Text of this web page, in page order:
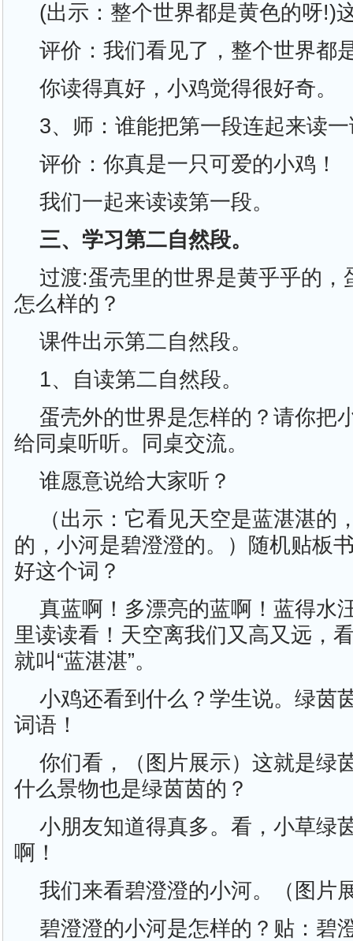
(出示：整个世界都是黄色的呀!)
评价：我们看见了，整个世界都
你读得真好，小鸡觉得很好奇。
3、师：谁能把第一段连起来读
评价：你真是一只可爱的小鸡！
我们一起来读读第一段。
三、学习第二自然段。
过渡:蛋壳里的世界是黄乎乎的，
怎么样的？
课件出示第二自然段。
1、自读第二自然段。
蛋壳外的世界是怎样的？请你把
给同桌听听。同桌交流。
谁愿意说给大家听？
（出示：它看见天空是蓝湛湛的
的，小河是碧澄澄的。）随机贴板
好这个词？
真蓝啊！多漂亮的蓝啊！蓝得水
里读读看！天空离我们又高又远，
就叫“蓝湛湛”。
小鸡还看到什么？学生说。绿茵
词语！
你们看，（图片展示）这就是绿
什么景物也是绿茵茵的？
小朋友知道得真多。看，小草绿
啊！
我们来看碧澄澄的小河。（图片
碧澄澄的小河是怎样的？贴：碧